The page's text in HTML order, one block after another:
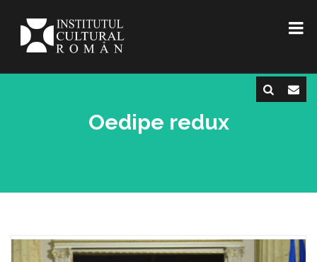
Oedipe redux